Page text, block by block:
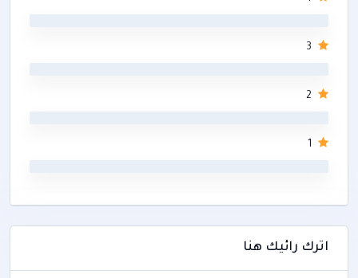
3
2
1
اترك رائيك هنا